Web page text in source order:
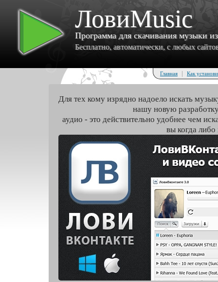
ЛовиMusic
Программа для скачивания музыки
Бесплатно, автоматически, с любых
Главная | Как
Для тех кому изрядно надоело искать
нашу новую
аудио - это действительно удобнее чем
вы когда либо